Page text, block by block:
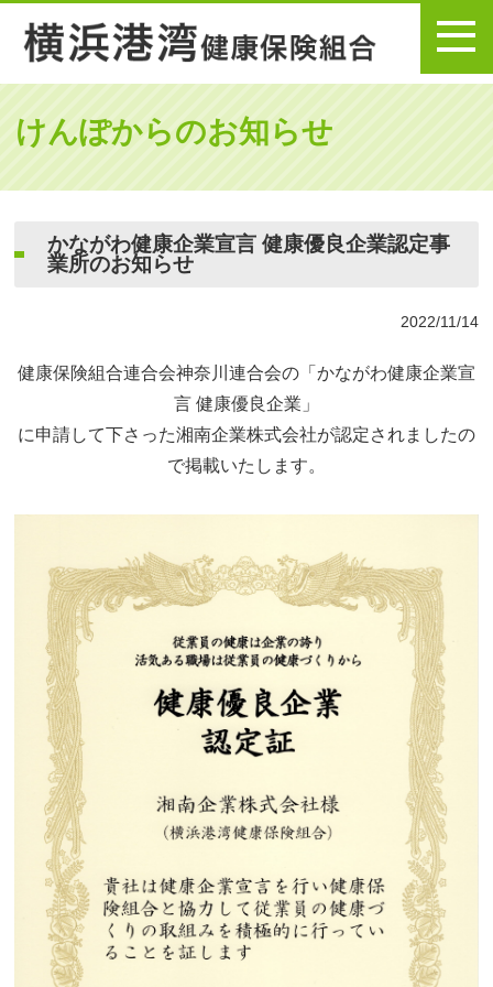
けんぽからのお知らせ
かながわ健康企業宣言 健康優良企業認定事
業所のお知らせ
2022/11/14
健康保険組合連合会神奈川連合会の「かながわ健康企業宣
言 健康優良企業」
に申請して下さった湘南企業株式会社が認定されましたの
で掲載いたします。